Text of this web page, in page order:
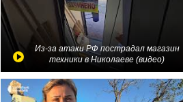
Из-за атаки РФ пострадал магазин
техники в Николаеве (видео)